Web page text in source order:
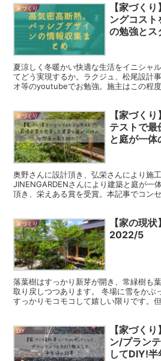
家づくり
【家づく
ングコス
の勉強とス
夏涼しく冬暖かい快適な生活をイニシャ
てどう実現するか。ラクジュ、松尾設計
オ等のyoutubeでお勉強。施主はこの程
家づくり
【家づく
テストで最
と庭が一
奥野さんに設計頂き、弘栄さんにより施
JINENGARDENさんにより建築と庭が一
頂き、栄えある賞を受賞。本記事でコン
家づくり
【家の現
2022/5
落葉樹はすっかり新芽が開き、常緑樹も
取り戻しつつあります。 冬場に雪をかぶ
すっかりモコモコして嬉しい限りです。
DIY
【家づく
ン/プラン
してDIY!